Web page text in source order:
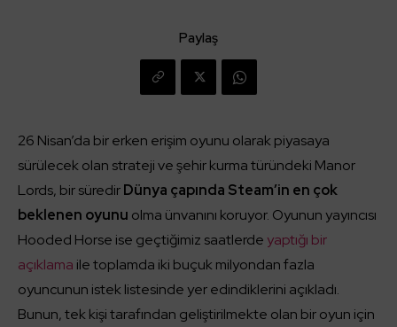
Paylaş
26 Nisan’da bir erken erişim oyunu olarak piyasaya
sürülecek olan strateji ve şehir kurma türündeki Manor
Lords, bir süredirDünya çapında Steam’in en çok
beklenen oyunu olma ünvanını koruyor. Oyunun yayıncısı
Hooded Horse ise geçtiğimiz saatlerde yaptığı bir
açıklama ile toplamda iki buçuk milyondan fazla
oyuncunun istek listesinde yer edindiklerini açıkladı.
Bunun, tek kişi tarafından geliştirilmekte olan bir oyun için